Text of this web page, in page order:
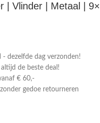
| Vlinder | Metaal |
- dezelfde dag verzonden!
altijd de beste deal!
€ 60,-
gedoe retourneren